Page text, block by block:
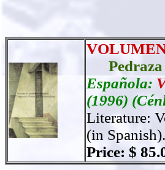
Española:
(1996)
Literature:
(in Spanish).
Price: $